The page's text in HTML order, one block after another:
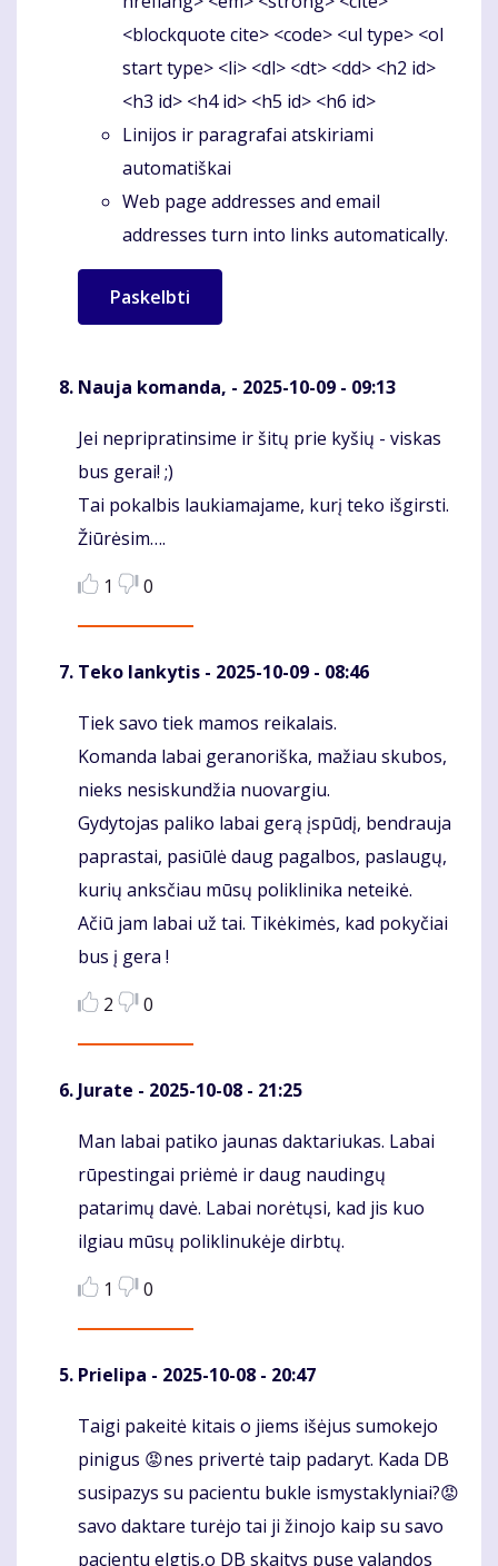
<blockquote cite> <code> <ul type> <ol
start type> <li> <dl> <dt> <dd> <h2 id>
<h3 id> <h4 id> <h5 id> <h6 id>
Linijos ir paragrafai atskiriami
automatiškai
Web page addresses and email
addresses turn into links automatically.
Nauja komanda, - 2025-10-09 - 09:13
Komentaras
Jei nepripratinsime ir šitų prie kyšių - viskas
bus gerai! ;)
Tai pokalbis laukiamajame, kurį teko išgirsti.
Žiūrėsim….
1
0
Teko lankytis - 2025-10-09 - 08:46
Komentaras
Tiek savo tiek mamos reikalais.
Komanda labai geranoriška, mažiau skubos,
nieks nesiskundžia nuovargiu.
Gydytojas paliko labai gerą įspūdį, bendrauja
paprastai, pasiūlė daug pagalbos, paslaugų,
kurių anksčiau mūsų poliklinika neteikė.
Ačiū jam labai už tai. Tikėkimės, kad pokyčiai
bus į gera !
2
0
Jurate - 2025-10-08 - 21:25
Komentaras
Man labai patiko jaunas daktariukas. Labai
rūpestingai priėmė ir daug naudingų
patarimų davė. Labai norėtųsi, kad jis kuo
ilgiau mūsų poliklinukėje dirbtų.
1
0
Prielipa - 2025-10-08 - 20:47
Komentaras
Taigi pakeitė kitais o jiems išėjus sumokejo
pinigus 😡nes privertė taip padaryt. Kada DB
susipazys su pacientu bukle ismystaklyniai?😡
savo daktare turėjo tai ji žinojo kaip su savo
pacientu elgtis,o DB skaitys pusę valandos